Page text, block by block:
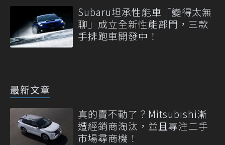
Subaru坦承性能車「變得太無
聊」成立全新性能部門，三款
手排跑車開發中！
最新文章
真的賣不動了？Mitsubishi漸
遭經銷商淘汰，並且專注二手
市場尋商機！